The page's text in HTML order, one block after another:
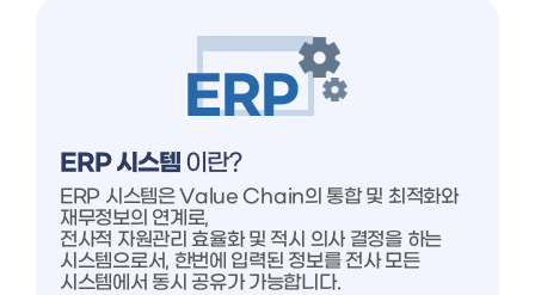
ERP 시스템 이란?
ERP 시스템은 Value Chain의 통합 및 최적화와
재무정보의 연계로,
전사적 자원관리 효율화 및 적시 의사 결정을 하는
시스템으로서, 한번에 입력된 정보를 전사 모든
시스템에서 동시 공유가 가능합니다.